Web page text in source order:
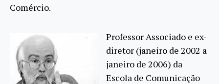
Comércio.
Professor Associado e ex-
diretor (janeiro de 2002 a
janeiro de 2006) da
Escola de Comunicação